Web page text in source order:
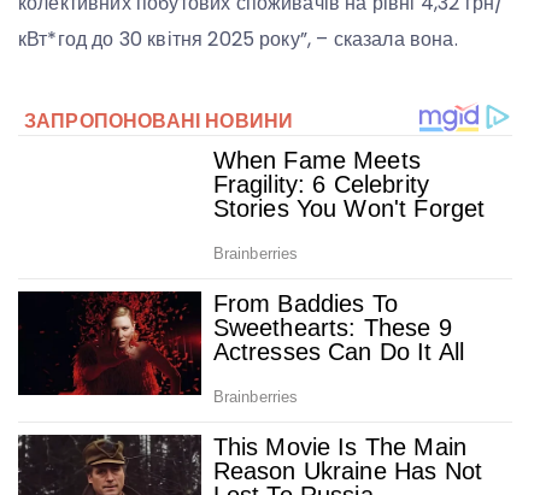
кВт*год до 30 квітня 2025 року”, – сказала вона.